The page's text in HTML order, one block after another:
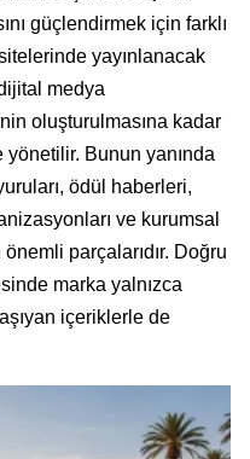
güçlendirmek için farklı
yayınlanacak
medya
oluşturulmasına kadar
Bunun yanında
ödül haberleri,
ve kurumsal
parçalarıdır. Doğru
marka yalnızca
içeriklerle de